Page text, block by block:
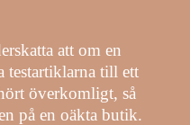
att om en
testartiklarna till ett
överkomligt, så
på en oäkta butik.